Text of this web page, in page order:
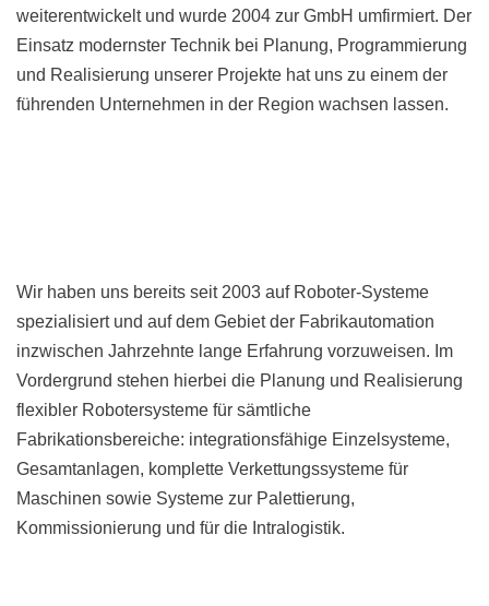
weiterentwickelt und wurde 2004 zur GmbH umfirmiert. Der
Einsatz modernster Technik bei Planung, Programmierung
und Realisierung unserer Projekte hat uns zu einem der
führenden Unternehmen in der Region wachsen lassen.
Wir haben uns bereits seit 2003 auf Roboter-Systeme
spezialisiert und auf dem Gebiet der Fabrikautomation
inzwischen Jahrzehnte lange Erfahrung vorzuweisen. Im
Vordergrund stehen hierbei die Planung und Realisierung
flexibler Robotersysteme für sämtliche
Fabrikationsbereiche: integrationsfähige Einzelsysteme,
Gesamtanlagen, komplette Verkettungssysteme für
Maschinen sowie Systeme zur Palettierung,
Kommissionierung und für die Intralogistik.